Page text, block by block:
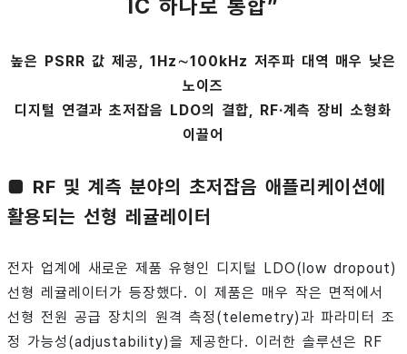
IC 하나로 통합”
높은 PSRR 값 제공, 1Hz∼100kHz 저주파 대역 매우 낮은
노이즈
디지털 연결과 초저잡음 LDO의 결합, RF·계측 장비 소형화
이끌어
■ RF 및 계측 분야의 초저잡음 애플리케이션에
활용되는 선형 레귤레이터
전자 업계에 새로운 제품 유형인 디지털 LDO(low dropout)
선형 레귤레이터가 등장했다. 이 제품은 매우 작은 면적에서
선형 전원 공급 장치의 원격 측정(telemetry)과 파라미터 조
정 가능성(adjustability)을 제공한다. 이러한 솔루션은 RF